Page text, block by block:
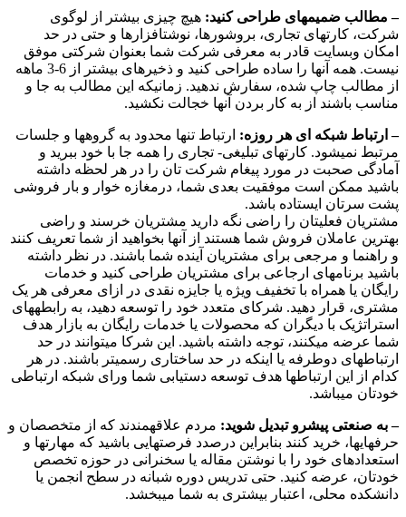
– مطالب ضمیمهای طراحی کنید: هیچ چیزی بیشتر از لوگوی
شرکت، کارتهای تجاری، بروشورها، نوشتافزارها و حتی در حد
امکان وبسایت قادر به معرفی شرکت شما بعنوان شرکتی موفق
نیست. همه آنها را ساده طراحی کنید و ذخیرهای بیشتر از 6-3 ماهه
از مطالب چاپ شده، سفارش ندهید. زمانیکه این مطالب به جا و
مناسب باشند از به کار بردن آنها خجالت نکشید.
– ارتباط شبکه ای هر روزه: ارتباط تنها محدود به گروهها و جلسات
مرتبط نمیشود. کارتهای تبلیغی- تجاری را همه جا با خود ببرید و
آمادگی صحبت در مورد پیغام شرکت تان را در هر لحظه داشته
باشید ممکن است موفقیت بعدی شما، درمغازه خوار و بار فروشی
پشت سرتان ایستاده باشد.
مشتریان فعلیتان را راضی نگه دارید مشتریان خرسند و راضی
بهترین عاملان فروش شما هستند از آنها بخواهید از شما تعریف کنند
و راهنما و مرجعی برای مشتریان آینده شما باشند. در نظر داشته
باشید برنامهای ارجاعی برای مشتریان طراحی کنید و خدمات
رایگان یا همراه با تخفیف ویژه یا جایزه نقدی در ازای معرفی هر یک
مشتری، قرار دهید. شرکای متعدد خود را توسعه دهید، به رابطههای
استراتژیک با دیگران که محصولات یا خدمات رایگان به بازار هدف
شما عرضه میکنند، توجه داشته باشید. این شرکا میتوانند در حد
ارتباطهای دوطرفه یا اینکه در حد ساختاری رسمیتر باشند. در هر
کدام از این ارتباطها هدف توسعه دستیابی شما ورای شبکه ارتباطی
خودتان میباشد.
– به صنعتی پیشرو تبدیل شوید: مردم علاقهمندند که از متخصصان و
حرفهایها، خرید کنند بنابراین درصدد فرصتهایی باشید که مهارتها و
استعدادهای خود را با نوشتن مقاله یا سخنرانی در حوزه تخصص
خودتان، عرضه کنید. حتی تدریس دوره شبانه در سطح انجمن یا
دانشکده محلی، اعتبار بیشتری به شما میبخشد.